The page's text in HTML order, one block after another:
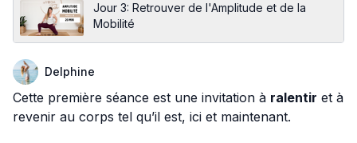
Jour 3: Retrouver de l'Amplitude et de la
Mobilité
Delphine
Cette première séance est une invitation à ralentir et à
revenir au corps tel qu’il est, ici et maintenant.